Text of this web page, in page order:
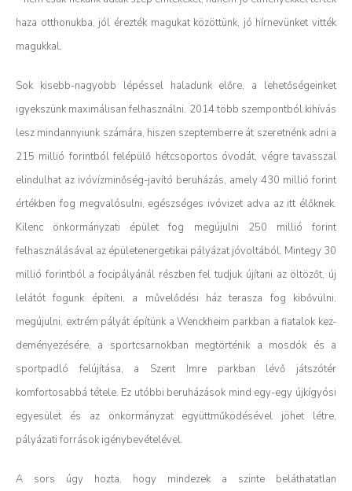
haza otthonukba, jól érezték magukat közöttünk, jó hírnevünket vitték
magukkal.
Sok kisebb-nagyobb lépéssel haladunk előre, a lehetőségeinket
igyekszünk maximálisan felhasználni. 2014 több szempontból kihívás
lesz mindannyiunk számára, hiszen szeptemberre át szeretnénk adni a
215 millió forintból felépülő hétcsoportos óvodát, végre tavasszal
elindulhat az ivóvízminőség-javító beruházás, amely 430 millió forint
értékben fog megvalósulni, egészséges ivóvizet adva az itt élőknek.
Kilenc önkormányzati épület fog megújulni 250 millió forint
felhasználásával az épületenergetikai pályázat jóvoltából. Mintegy 30
millió forintból a focipályánál részben fel tudjuk újítani az öltözőt, új
lelátót fogunk építeni, a művelődési ház terasza fog kibővülni,
megújulni, extrém pályát építünk a Wenckheim parkban a fiatalok kez-
deményezésére, a sportcsarnokban megtörténik a mosdók és a
sportpadló felújítása, a Szent Imre parkban lévő játszótér
komfortosabbá tétele. Ez utóbbi beruházások mind egy-egy újkígyósi
egyesület és az önkormányzat együttműködésével jöhet létre,
pályázati források igénybevételével.
A sors úgy hozta, hogy mindezek a szinte beláthatatlan